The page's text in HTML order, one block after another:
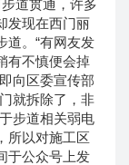
道贯通，许多
发现在西门丽
道。“有网友发
有不慎便会掉
向区委宣传部
就拆除了，非
步道相关弱电
所以对施工区
于公众号上发